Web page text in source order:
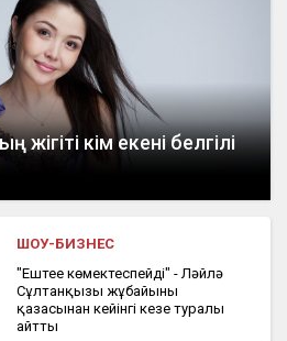
жігіті кім екені белгілі
ШОУ-БИЗНЕС
"Ештеңе көмектеспейді" - Ләйлә
Сұлтанқызы жұбайының
қазасынан кейінгі кезең туралы
айтты